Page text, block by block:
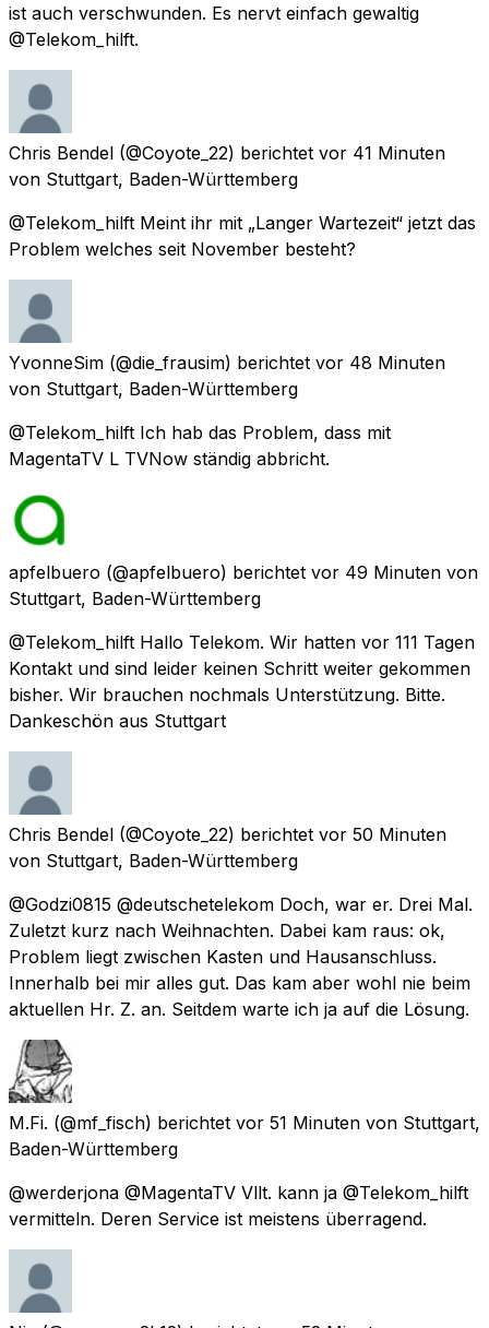
ist auch verschwunden. Es nervt einfach gewaltig
@Telekom_hilft.
Chris Bendel (@Coyote_22) berichtet vor 41 Minuten
von Stuttgart, Baden-Württemberg
@Telekom_hilft Meint ihr mit „Langer Wartezeit“ jetzt das
Problem welches seit November besteht?
YvonneSim (@die_frausim) berichtet vor 48 Minuten
von Stuttgart, Baden-Württemberg
@Telekom_hilft Ich hab das Problem, dass mit
MagentaTV L TVNow ständig abbricht.
apfelbuero (@apfelbuero) berichtet vor 49 Minuten von
Stuttgart, Baden-Württemberg
@Telekom_hilft Hallo Telekom. Wir hatten vor 111 Tagen
Kontakt und sind leider keinen Schritt weiter gekommen
bisher. Wir brauchen nochmals Unterstützung. Bitte.
Dankeschön aus Stuttgart
Chris Bendel (@Coyote_22) berichtet vor 50 Minuten
von Stuttgart, Baden-Württemberg
@Godzi0815 @deutschetelekom Doch, war er. Drei Mal.
Zuletzt kurz nach Weihnachten. Dabei kam raus: ok,
Problem liegt zwischen Kasten und Hausanschluss.
Innerhalb bei mir alles gut. Das kam aber wohl nie beim
aktuellen Hr. Z. an. Seitdem warte ich ja auf die Lösung.
M.Fi. (@mf_fisch) berichtet vor 51 Minuten von Stuttgart,
Baden-Württemberg
@werderjona @MagentaTV Vllt. kann ja @Telekom_hilft
vermitteln. Deren Service ist meistens überragend.